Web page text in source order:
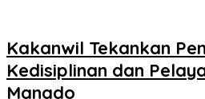
Kakanwil Tekankan
Kedisiplinan dan
Manado